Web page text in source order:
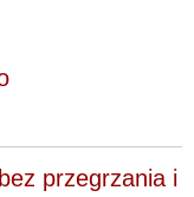
przegrzania i